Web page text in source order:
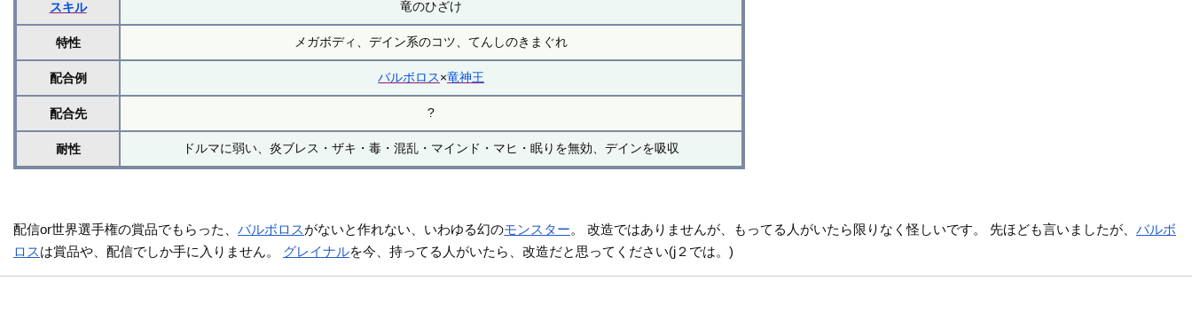
スキル 竜のひざけ
特性 メガボディ、デイン系のコツ、てんしのきまぐれ
配合例 バルボロス×竜神王
配合先 ?
耐性 ドルマに弱い、炎ブレス・ザキ・毒・混乱・マインド・マヒ・眠りを無効、デインを吸収
配信or世界選手権の賞品でもらった、バルボロスがないと作れない、いわゆる幻のモンスター。 改造ではありませんが、もってる人がいたら限りなく怪しいです。 先ほども言いましたが、バルボ
ロスは賞品や、配信でしか手に入りません。 グレイナルを今、持ってる人がいたら、改造だと思ってください(j２では。)